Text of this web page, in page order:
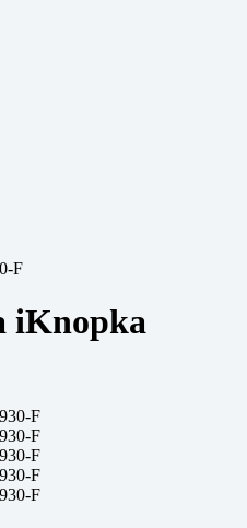
F
iKnopka